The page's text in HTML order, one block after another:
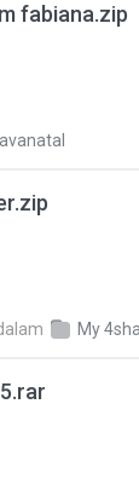
fabiana.zip
My